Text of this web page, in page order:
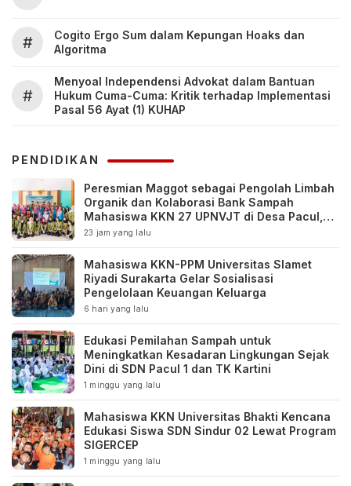
#
Cogito Ergo Sum dalam Kepungan Hoaks dan
Algoritma
#
Menyoal Independensi Advokat dalam Bantuan
Hukum Cuma-Cuma: Kritik terhadap Implementasi
Pasal 56 Ayat (1) KUHAP
PENDIDIKAN
Peresmian Maggot sebagai Pengolah Limbah
Organik dan Kolaborasi Bank Sampah
Mahasiswa KKN 27 UPNVJT di Desa Pacul,
Bojonegoro
23 jam yang lalu
Mahasiswa KKN-PPM Universitas Slamet
Riyadi Surakarta Gelar Sosialisasi
Pengelolaan Keuangan Keluarga
6 hari yang lalu
Edukasi Pemilahan Sampah untuk
Meningkatkan Kesadaran Lingkungan Sejak
Dini di SDN Pacul 1 dan TK Kartini
1 minggu yang lalu
Mahasiswa KKN Universitas Bhakti Kencana
Edukasi Siswa SDN Sindur 02 Lewat Program
SIGERCEP
1 minggu yang lalu